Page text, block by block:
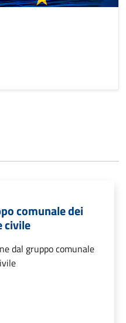
comunale dei
civile
dal gruppo comunale